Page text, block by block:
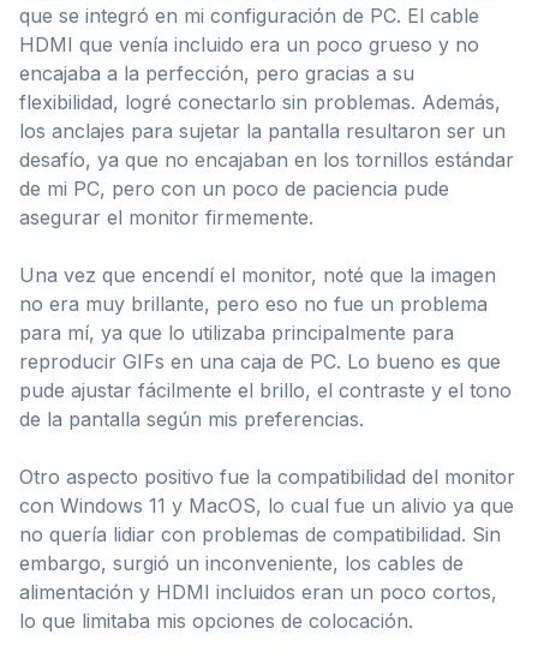
que se integró en mi configuración de PC. El cable
HDMI que venía incluido era un poco grueso y no
encajaba a la perfección, pero gracias a su
flexibilidad, logré conectarlo sin problemas. Además,
los anclajes para sujetar la pantalla resultaron ser un
desafío, ya que no encajaban en los tornillos estándar
de mi PC, pero con un poco de paciencia pude
asegurar el monitor firmemente.
Una vez que encendí el monitor, noté que la imagen
no era muy brillante, pero eso no fue un problema
para mí, ya que lo utilizaba principalmente para
reproducir GIFs en una caja de PC. Lo bueno es que
pude ajustar fácilmente el brillo, el contraste y el tono
de la pantalla según mis preferencias.
Otro aspecto positivo fue la compatibilidad del monitor
con Windows 11 y MacOS, lo cual fue un alivio ya que
no quería lidiar con problemas de compatibilidad. Sin
embargo, surgió un inconveniente, los cables de
alimentación y HDMI incluidos eran un poco cortos,
lo que limitaba mis opciones de colocación.